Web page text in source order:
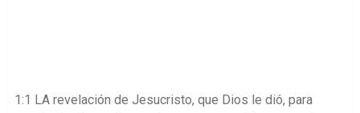
1:1 LA revelación de Jesucristo, que Dios le dió, para